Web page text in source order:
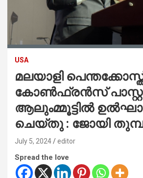
USA
മലയാളി
കോൺഫ്രൻസ് പാസ്റ്റർ
ആലുംമ്മൂട്ടിൽ
ചെയ്തു : ജോയി
July 5, 2024 editor
Spread the love